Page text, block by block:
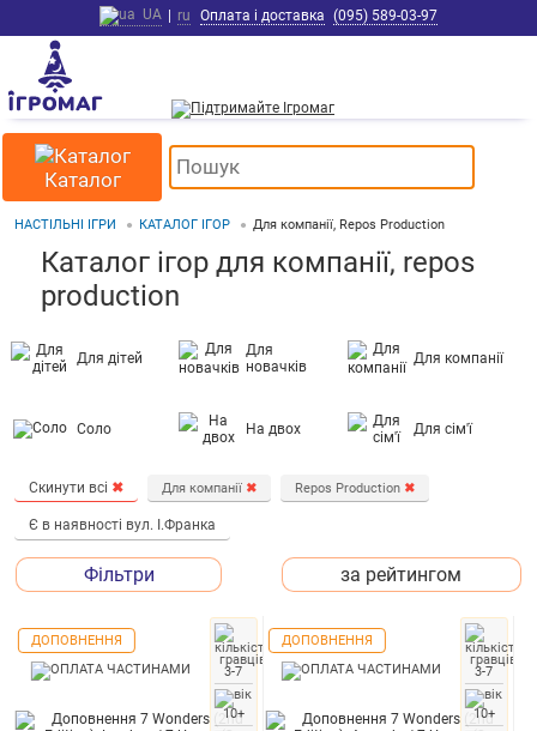
UA | ru Оплата і доставка (095) 589-03-97
Каталог
НАСТІЛЬНІ ІГРИ КАТАЛОГ ІГОР Для компанії, Repos Production
Каталог ігор для компанії, repos
production
Для дітей
Для
новачків
Для компанії
Соло На двох Для сім'ї
Скинути всі ✖ Для компанії ✖ Repos Production ✖
Є в наявності вул. І.Франка
Фільтри за рейтингом
3-7
10+
ДОПОВНЕННЯ
3-7
10+
ДОПОВНЕННЯ